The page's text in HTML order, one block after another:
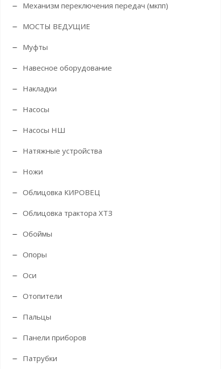
Механизм переключения передач (мкпп)
МОСТЫ ВЕДУЩИЕ
Муфты
Навесное оборудование
Накладки
Насосы
Насосы НШ
Натяжные устройства
Ножи
Облицовка КИРОВЕЦ
Облицовка трактора ХТЗ
Обоймы
Опоры
Оси
Отопители
Пальцы
Панели приборов
Патрубки